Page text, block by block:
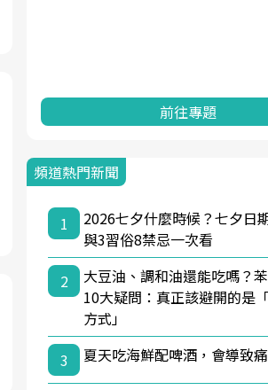
前往專題
頻道熱門新聞
1
2026七夕什麼時候？七夕日
與3習俗8禁忌一次看
2
大豆油、調和油還能吃嗎？
10大疑問：真正該避開的是
方式」
3
夏天吃海鮮配啤酒，會導致